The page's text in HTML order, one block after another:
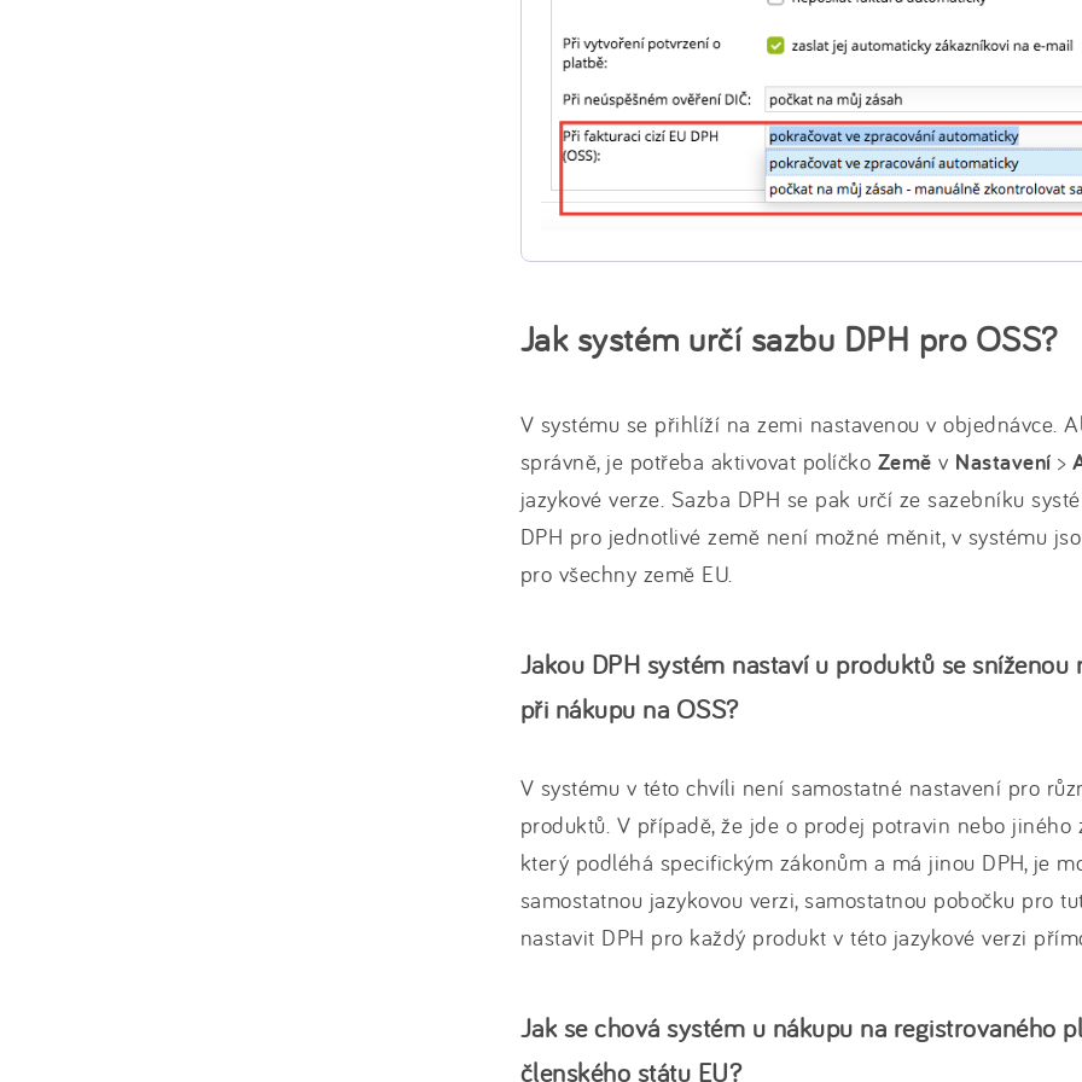
Jak systém určí sazbu DPH pro OSS?
V systému se přihlíží na zemi nastavenou v objednávce.
správně, je potřeba aktivovat políčko Země v Nastavení >
jazykové verze. Sazba DPH se pak určí ze sazebníku
DPH pro jednotlivé země není možné měnit, v systému
pro všechny země EU.
Jakou DPH systém nastaví u produktů se sníženou
při nákupu na OSS?
V systému v této chvíli není samostatné nastavení pro
produktů. V případě, že jde o prodej potravin nebo jiného
který podléhá specifickým zákonům a má jinou DPH, je
samostatnou jazykovou verzi, samostatnou pobočku pro
nastavit DPH pro každý produkt v této jazykové verzi
Jak se chová systém u nákupu na registrovaného
členského státu EU?